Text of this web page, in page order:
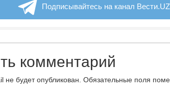
Подписывайтесь на канал
комментарий
будет опубликован. Обязательные поля